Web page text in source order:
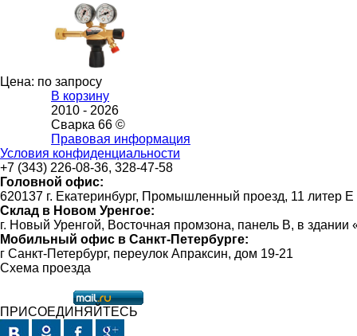
Цена: по запросу
В корзину
2010 - 2026
Сварка 66 ©
Правовая информация
Условия конфиденциальности
+7 (343) 226-08-36, 328-47-58
Головной офис:
620137 г. Екатеринбург, Промышленный проезд, 11 литер Е
Склад в Новом Уренгое:
г. Новый Уренгой, Восточная промзона, панель В, в
Мобильный офис в Санкт-Петербурге:
г Санкт-Петербург, переулок Апраксин, дом 19-21
Схема проезда
ПРИСОЕДИНЯЙТЕСЬ